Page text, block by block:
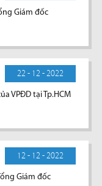
Giám đốc
22 - 12 - 2022
VPĐD tại Tp.HCM
12 - 12 - 2022
Giám đốc